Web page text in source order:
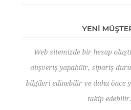
YENI
Web sitemizde bir hesap
alışveriş yapabilir, sipariş
bilgileri edinebilir ve daha önce
takip edebilir.